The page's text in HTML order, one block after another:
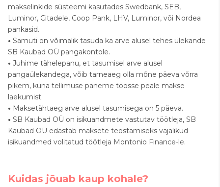
makselinkide süsteemi kasutades Swedbank, SEB,
Luminor, Citadele, Coop Pank, LHV, Luminor, või Nordea
pankasid.
• Samuti on võimalik tasuda ka arve alusel tehes ülekande
SB Kaubad OÜ pangakontole.
• Juhime tähelepanu, et tasumisel arve alusel
pangaülekandega, võib tarneaeg olla mõne päeva võrra
pikem, kuna tellimuse paneme töösse peale makse
laekumist.
• Maksetähtaeg arve alusel tasumisega on 5 päeva.
• SB Kaubad OÜ on isikuandmete vastutav töötleja, SB
Kaubad OÜ edastab maksete teostamiseks vajalikud
isikuandmed volitatud töötleja Montonio Finance-le.
Kuidas jõuab kaup kohale?